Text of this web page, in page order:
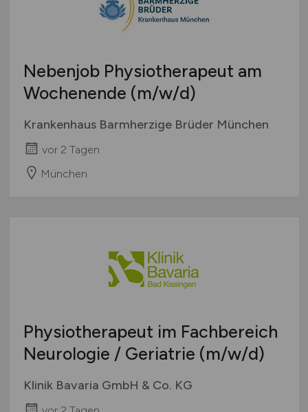
Nebenjob Physiotherapeut am
Wochenende (m/w/d)
Krankenhaus Barmherzige Brüder München
vor 2 Tagen
München
Physiotherapeut im Fachbereich
Neurologie / Geriatrie (m/w/d)
Klinik Bavaria GmbH & Co. KG